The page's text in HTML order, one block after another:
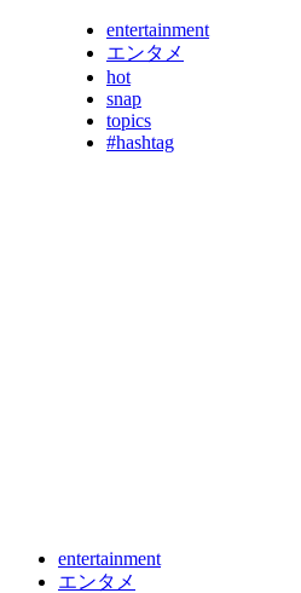
entertainment
エンタメ
hot
snap
topics
#hashtag
entertainment
エンタメ